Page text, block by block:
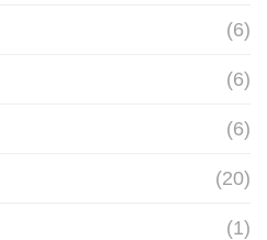
(6)
(6)
(6)
(20)
(1)